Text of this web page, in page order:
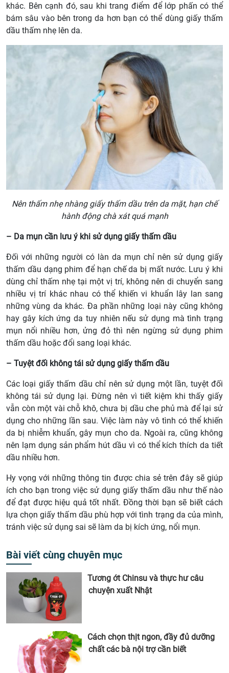
khác. Bên cạnh đó, sau khi trang điểm để lớp phấn có thể
bám sâu vào bên trong da hơn bạn có thể dùng giấy thấm
dầu thấm nhẹ lên da.
Nên thấm nhẹ nhàng giấy thấm dầu trên da mặt, hạn chế
hành động chà xát quá mạnh
– Da mụn cần lưu ý khi sử dụng giấy thấm dầu
Đối với những người có làn da mụn chỉ nên sử dụng giấy
thấm dầu dạng phim để hạn chế da bị mất nước. Lưu ý khi
dùng chỉ thấm nhẹ tại một vị trí, không nên di chuyển sang
nhiều vị trí khác nhau có thể khiến vi khuẩn lây lan sang
những vùng da khác. Đa phần những loại này cũng không
hay gây kích ứng da tuy nhiên nếu sử dụng mà tình trạng
mụn nổi nhiều hơn, ửng đỏ thì nên ngừng sử dụng phim
thấm dầu hoặc đổi sang loại khác.
– Tuyệt đối không tái sử dụng giấy thấm dầu
Các loại giấy thấm dầu chỉ nên sử dụng một lần, tuyệt đối
không tái sử dụng lại. Đừng nên vì tiết kiệm khi thấy giấy
vẫn còn một vài chỗ khô, chưa bị dầu che phủ mà để lại sử
dụng cho những lần sau. Việc làm này vô tình có thể khiến
da bị nhiễm khuẩn, gây mụn cho da. Ngoài ra, cũng không
nên lạm dụng sản phẩm hút dầu vì có thể kích thích da tiết
dầu nhiều hơn.
Hy vọng với những thông tin được chia sẻ trên đây sẽ giúp
ích cho bạn trong việc sử dụng giấy thấm dầu như thế nào
để đạt được hiệu quả tốt nhất. Đồng thời bạn sẽ biết cách
lựa chọn giấy thấm dầu phù hợp với tình trạng da của mình,
tránh việc sử dụng sai sẽ làm da bị kích ứng, nổi mụn.
Bài viết cùng chuyên mục
Tương ớt Chinsu và thực hư câu
chuyện xuất Nhật
Cách chọn thịt ngon, đầy đủ dưỡng
chất các bà nội trợ cần biết